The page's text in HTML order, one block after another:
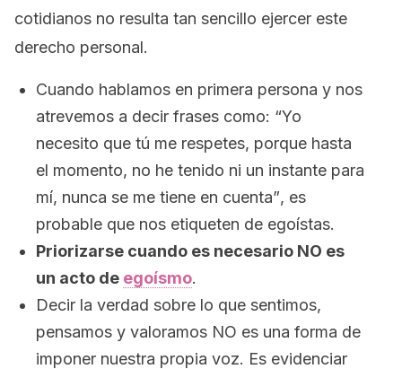
cotidianos no resulta tan sencillo ejercer este
derecho personal.
Cuando hablamos en primera persona y nos
atrevemos a decir frases como: “Yo
necesito que tú me respetes, porque hasta
el momento, no he tenido ni un instante para
mí, nunca se me tiene en cuenta”, es
probable que nos etiqueten de egoístas.
Priorizarse cuando es necesario NO es
un acto de egoísmo.
Decir la verdad sobre lo que sentimos,
pensamos y valoramos NO es una forma de
imponer nuestra propia voz. Es evidenciar